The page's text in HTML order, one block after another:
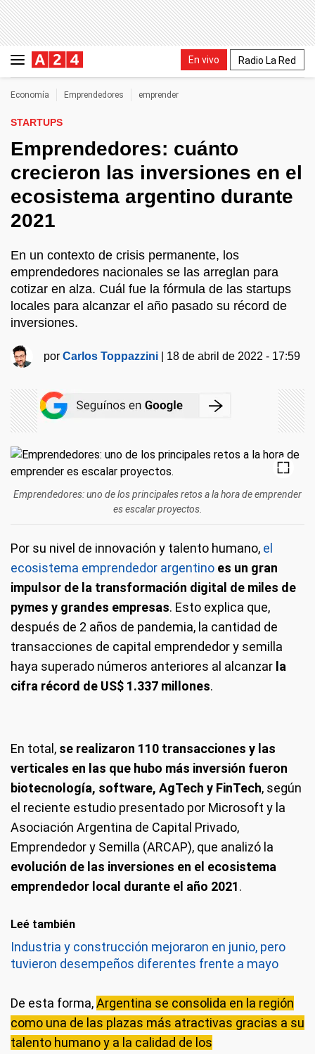
En vivo Radio La Red
Economía Emprendedores emprender
STARTUPS
Emprendedores: cuánto
crecieron las inversiones en el
ecosistema argentino durante
2021
En un contexto de crisis permanente, los
emprendedores nacionales se las arreglan para
cotizar en alza. Cuál fue la fórmula de las startups
locales para alcanzar el año pasado su récord de
inversiones.
porCarlos Toppazzini 18 de abril de 2022 - 17:59
Emprendedores: uno de los principales retos a la hora de emprender
es escalar proyectos.
Por su nivel de innovación y talento humano, el
ecosistema emprendedor argentino es un gran
impulsor de la transformación digital de miles de
pymes y grandes empresas. Esto explica que,
después de 2 años de pandemia, la cantidad de
transacciones de capital emprendedor y semilla
haya superado números anteriores al alcanzar la
cifra récord de US$ 1.337 millones.
En total, se realizaron 110 transacciones y las
verticales en las que hubo más inversión fueron
biotecnología, software, AgTech y FinTech, según
el reciente estudio presentado por Microsoft y la
Asociación Argentina de Capital Privado,
Emprendedor y Semilla (ARCAP), que analizó la
evolución de las inversiones en el ecosistema
emprendedor local durante el año 2021.
Leé también
Industria y construcción mejoraron en junio, pero
tuvieron desempeños diferentes frente a mayo
De esta forma,Argentina se consolida en la región
como una de las plazas más atractivas gracias a su
talento humano y a la calidad de los